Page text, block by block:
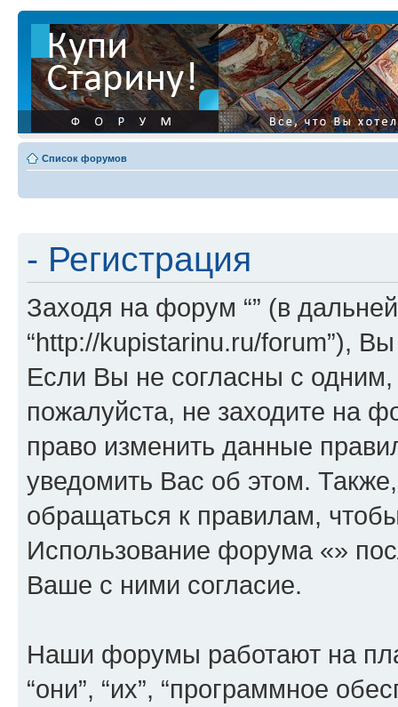
Список форумов
- Регистрация
Заходя на форум “” (в
“http://kupistarinu.ru/forum”),
Если Вы не согласны с
пожалуйста, не заходите на
право изменить данные
уведомить Вас об этом.
обращаться к правилам,
Использование форума «»
Ваше с ними согласие.
Наши форумы работают на
“они”, “их”, “программное